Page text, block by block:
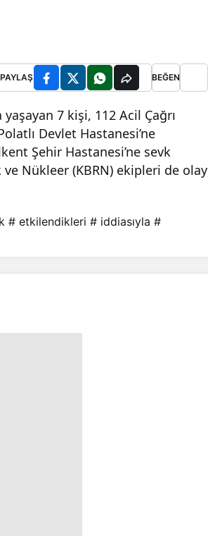
PAYLAŞ BEĞEN
7 kişi, 112 Acil Çağrı
Devlet Hastanesi’ne
Şehir Hastanesi’ne sevk
Nükleer (KBRN) ekipleri de olay
# etkilendikleri # iddiasıyla #